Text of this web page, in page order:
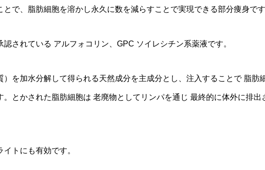
とで、脂肪細胞を溶かし永久に数を減らすことで実現できる部分痩身です
されている アルフォコリン、GPC ソイレシチン系薬液です。
を加水分解して得られる天然成分を主成分とし、注入することで 脂肪
とかされた脂肪細胞は 老廃物としてリンパを通じ 最終的に体外に排出
トにも有効です。